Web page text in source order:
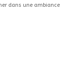
dans une ambiance